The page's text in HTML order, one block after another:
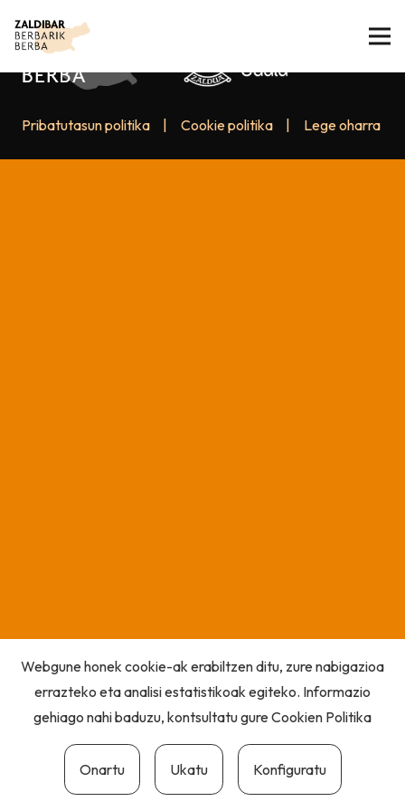
Pribatutasun politika Cookie politika Lege oharra
Webgune honek cookie-ak erabiltzen ditu, zure nabigazioa
errazteko eta analisi estatistikoak egiteko. Informazio
gehiago nahi baduzu, kontsultatu gureCookien Politika
Onartu Ukatu Konfiguratu